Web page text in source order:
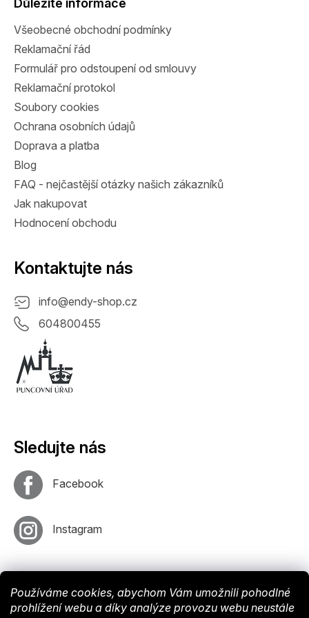
Používáme cookies, abychom Vám umožnili pohodlné
prohlížení webu a díky analýze provozu webu neustále
Důležité informace
Všeobecné obchodní podmínky
Reklamační řád
Formulář pro odstoupení od smlouvy
Reklamační protokol
Soubory cookies
Ochrana osobních údajů
Doprava a platba
Blog
FAQ - nejčastější otázky našich zákazníků
Jak nakupovat
Hodnocení obchodu
Kontaktujte nás
info@endy-shop.cz
604800455
Sledujte nás
Facebook
Instagram